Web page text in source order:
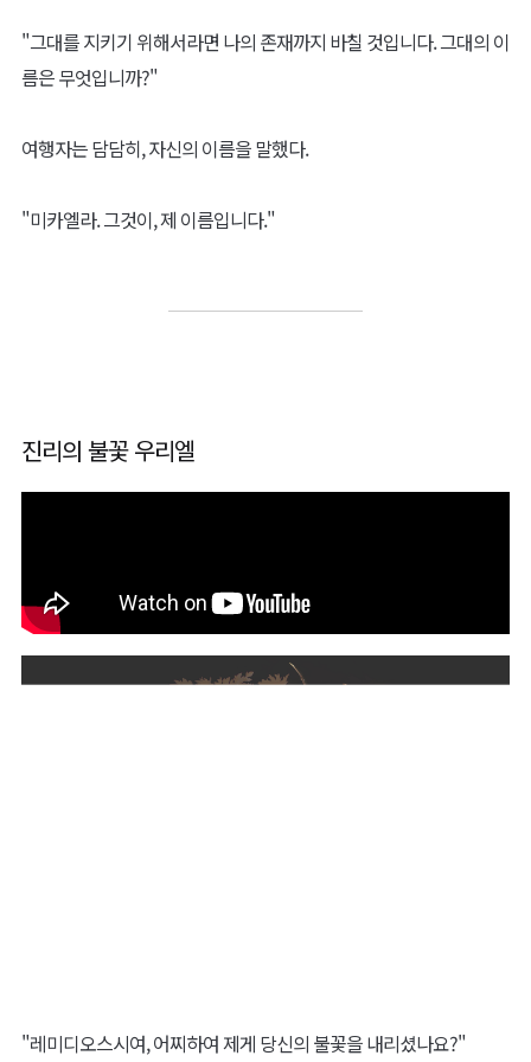
"그대를 지키기 위해서라면 나의 존재까지 바칠 것입니다. 그대의 이
름은 무엇입니까?"
여행자는 담담히, 자신의 이름을 말했다.
"미카엘라. 그것이, 제 이름입니다."
진리의 불꽃 우리엘
"레미디오스시여, 어찌하여 제게 당신의 불꽃을 내리셨나요?"